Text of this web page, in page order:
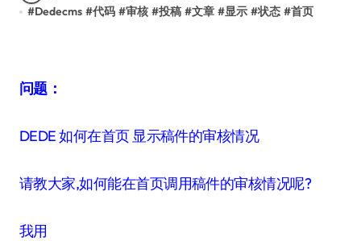
#Dedecms #代码 #审核 #投稿 #文章 #显示 #状态 #首页
问题：
DEDE 如何在首页 显示稿件的审核情况
请教大家,如何能在首页调用稿件的审核情况呢?
我用